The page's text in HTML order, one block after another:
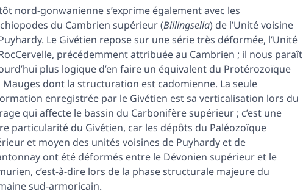
nord-gonwanienne s’exprime également avec les
du Cambrien supérieur (Billingsella) de l’Unité voisine
Le Givétien repose sur une série très déformée, l’Unité
précédemment attribuée au Cambrien ; il nous paraît
plus logique d’en faire un équivalent du Protérozoïque
Mauges dont la structuration est cadomienne. La seule
enregistrée par le Givétien est sa verticalisation lors du
qui affecte le bassin du Carbonifère supérieur ; c’est une
particularité du Givétien, car les dépôts du Paléozoïque
et moyen des unités voisines de Puyhardy et de
ont été déformés entre le Dévonien supérieur et le
c’est-à-dire lors de la phase structurale majeure du
sud-armoricain.